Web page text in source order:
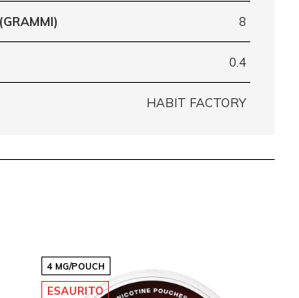
8
0.4
HABIT FACTORY
4 MG/POUCH
ESAURITO